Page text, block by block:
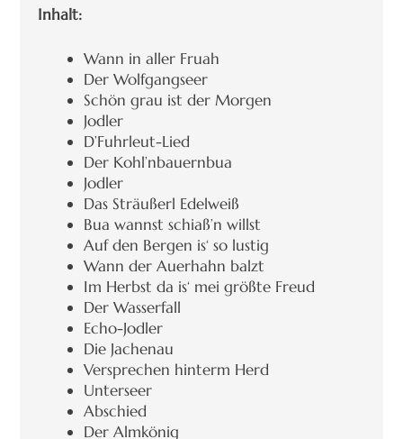
Inhalt:
Wann in aller Fruah
Der Wolfgangseer
Schön grau ist der Morgen
Jodler
D’Fuhrleut-Lied
Der Kohl’nbauernbua
Jodler
Das Sträußerl Edelweiß
Bua wannst schiaß’n willst
Auf den Bergen is‘ so lustig
Wann der Auerhahn balzt
Im Herbst da is‘ mei größte Freud
Der Wasserfall
Echo-Jodler
Die Jachenau
Versprechen hinterm Herd
Unterseer
Abschied
Der Almkönig